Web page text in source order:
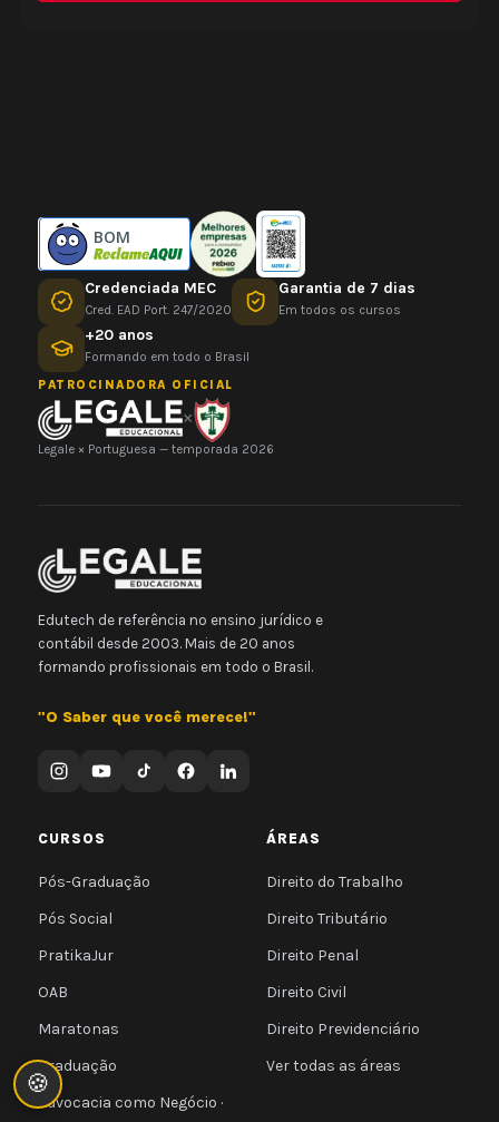
BOM
Credenciada MEC
Cred. EAD Port. 247/2020
Garantia de 7 dias
Em todos os cursos
+20 anos
Formando em todo o Brasil
PATROCINADORA OFICIAL
×
Legale × Portuguesa — temporada 2026
Edutech de referência no ensino jurídico e
contábil desde 2003. Mais de 20 anos
formando profissionais em todo o Brasil.
"O Saber que você merece!"
CURSOS
Pós-Graduação
Pós Social
PratikaJur
OAB
Maratonas
Graduação
Advocacia como Negócio ·
ÁREAS
Direito do Trabalho
Direito Tributário
Direito Penal
Direito Civil
Direito Previdenciário
Ver todas as áreas
🍪